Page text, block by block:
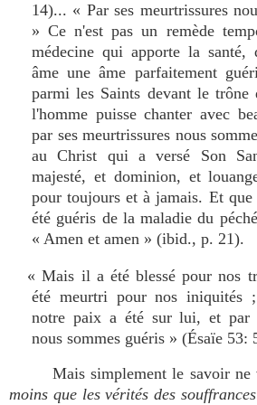
14)... « Par ses meurtrissures
» Ce n'est pas un remède
médecine qui apporte la
âme une âme parfaitement
parmi les Saints devant le
l'homme puisse chanter avec
par ses meurtrissures nous
au Christ qui a versé Son
majesté, et dominion, et
pour toujours et à jamais. Et
été guéris de la maladie du
« Amen et amen » (ibid., p. 21).
« Mais il a été blessé pour nos
été meurtri pour nos iniquités
notre paix a été sur lui, et par
nous sommes guéris » (Ésaïe 53:
Mais simplement le savoir
moins que les vérités des